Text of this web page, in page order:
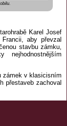
Karel Josef
aby převzal
stavbu zámku,
zámek v klasicisním
přestaveb zachoval